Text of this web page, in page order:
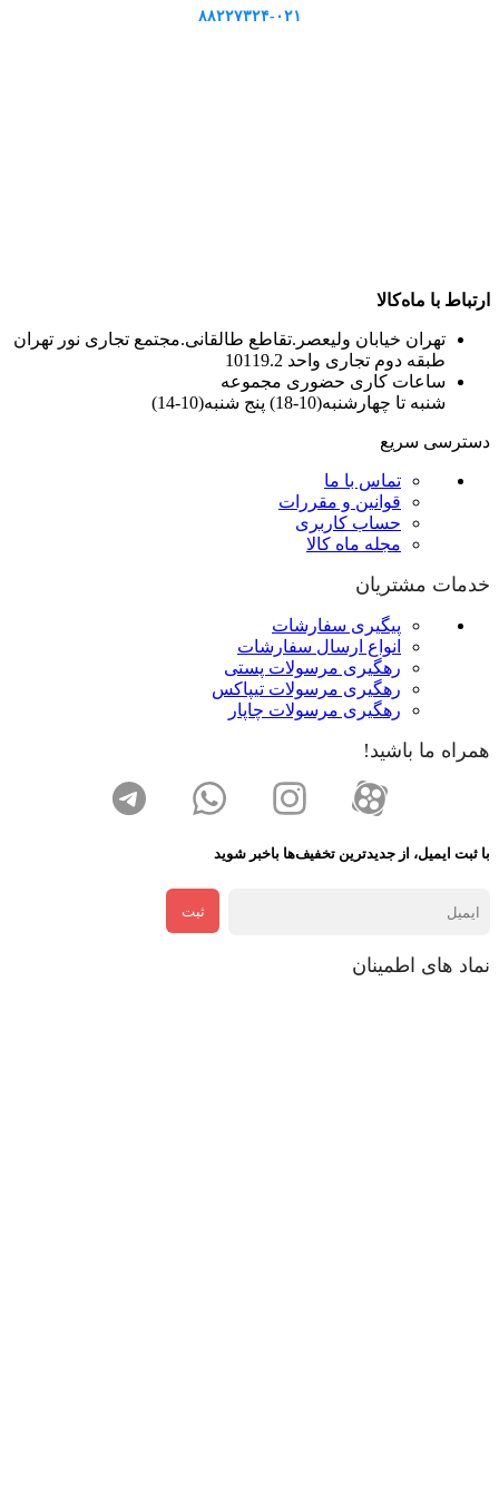
۸۸۲۲۷۳۲۴-۰۲۱
ارتباط با ماه‌کالا
تهران خیابان ولیعصر.تقاطع طالقانی.مجتمع تجاری نور تهران
طبقه دوم تجاری واحد 10119.2
ساعات کاری حضوری مجموعه
شنبه تا چهارشنبه(10-18) پنج شنبه(10-14)
دسترسی سریع
تماس با ما
قوانین و مقررات
حساب کاربری
مجله ماه کالا
خدمات مشتریان
پیگیری سفارشات
انواع ارسال سفارشات
رهگیری مرسولات پستی
رهگیری مرسولات تیپاکس
رهگیری مرسولات چاپار
همراه ما باشید!
با ثبت ایمیل، از جدید‌ترین تخفیف‌ها با‌خبر شوید
ثبت
نماد های اطمینان